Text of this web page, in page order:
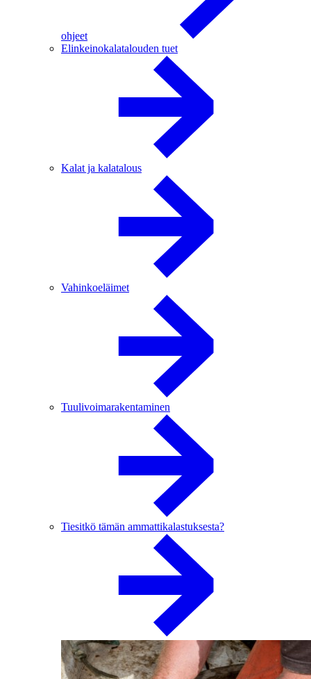
ohjeet
Elinkeinokalatalouden tuet
Kalat ja kalatalous
Vahinkoeläimet
Tuulivoimarakentaminen
Tiesitkö tämän ammattikalastuksesta?